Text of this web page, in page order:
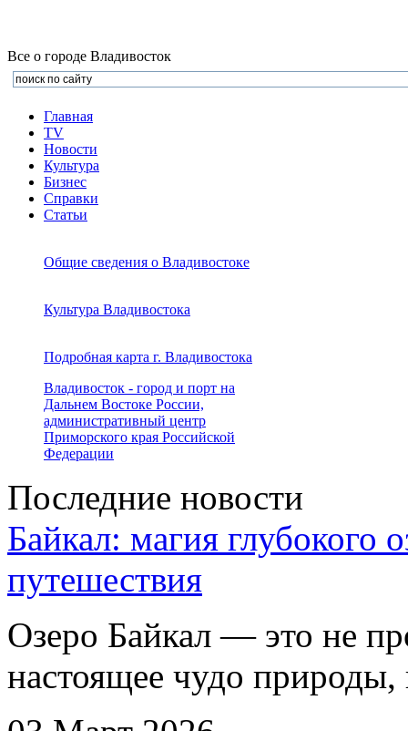
Все о городе Владивосток
Главная
TV
Новости
Культура
Бизнеc
Справки
Статьи
Общие сведения о Владивостоке
Культура Владивостока
Подробная карта г. Владивостока
Владивосток - город и порт на
Дальнем Востоке России,
административный центр
Приморского края Российской
Федерации
Последние новости
Байкал: магия
путешествия
Озеро Байкал — это не
настоящее чудо природы,